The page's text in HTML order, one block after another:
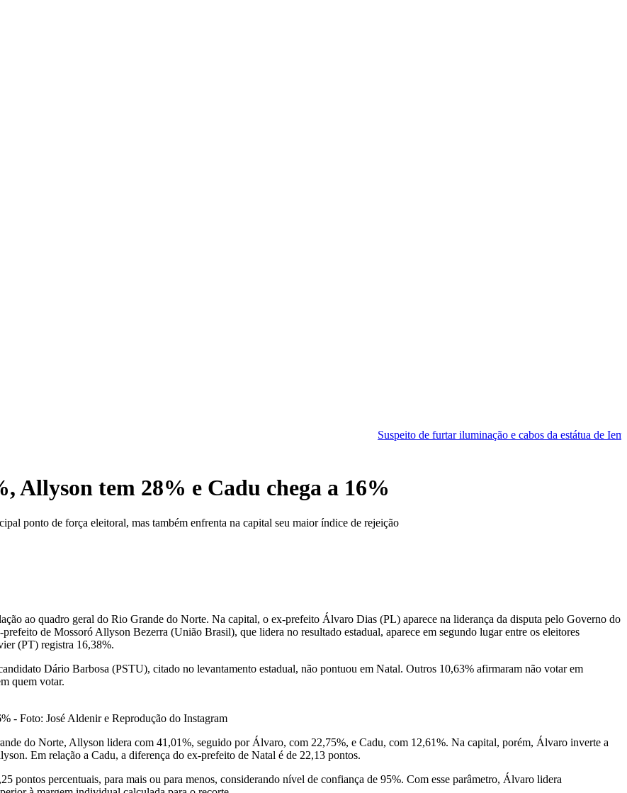
Suspeito de furtar iluminação e cabos da estátua de Iemanjá é preso
Allyson tem 28% e Cadu chega a 16%
ponto de força eleitoral, mas também enfrenta na capital seu maior índice de rejeição
ao quadro geral do Rio Grande do Norte. Na capital, o ex-prefeito Álvaro Dias (PL) aparece na liderança da disputa pelo Governo do
de Mossoró Allyson Bezerra (União Brasil), que lidera no resultado estadual, aparece em segundo lugar entre os eleitores
(PT) registra 16,38%.
Dário Barbosa (PSTU), citado no levantamento estadual, não pontuou em Natal. Outros 10,63% afirmaram não votar em
quem votar.
- Foto: José Aldenir e Reprodução do Instagram
do Norte, Allyson lidera com 41,01%, seguido por Álvaro, com 22,75%, e Cadu, com 12,61%. Na capital, porém, Álvaro inverte a
Em relação a Cadu, a diferença do ex-prefeito de Natal é de 22,13 pontos.
pontos percentuais, para mais ou para menos, considerando nível de confiança de 95%. Com esse parâmetro, Álvaro lidera